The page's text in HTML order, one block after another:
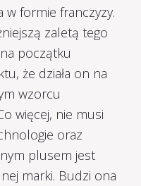
w formie franczyzy.
zaletą tego
początku
że działa on na
wzorcu
więcej, nie musi
oraz
plusem jest
marki. Budzi ona